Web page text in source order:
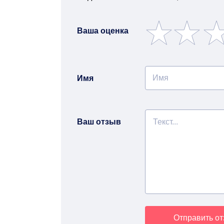
Ваша оценка
Имя
Ваш отзыв
Отправить